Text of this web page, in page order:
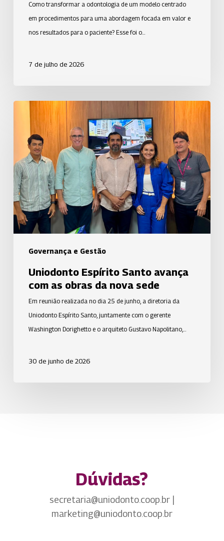
Como transformar a odontologia de um modelo centrado
em procedimentos para uma abordagem focada em valor e
nos resultados para o paciente? Esse foi o…
7 de julho de 2026
Governança e Gestão
Uniodonto
Espírito
Santo
avança
com
as
obras
da
nova
sede
Uniodonto Espírito Santo avança
com as obras da nova sede
Em reunião realizada no dia 25 de junho, a diretoria da
Uniodonto Espírito Santo, juntamente com o gerente
Washington Dorighetto e o arquiteto Gustavo Napolitano,…
30 de junho de 2026
Dúvidas?
secretaria@uniodonto.coop.br |
marketing@uniodonto.coop.br